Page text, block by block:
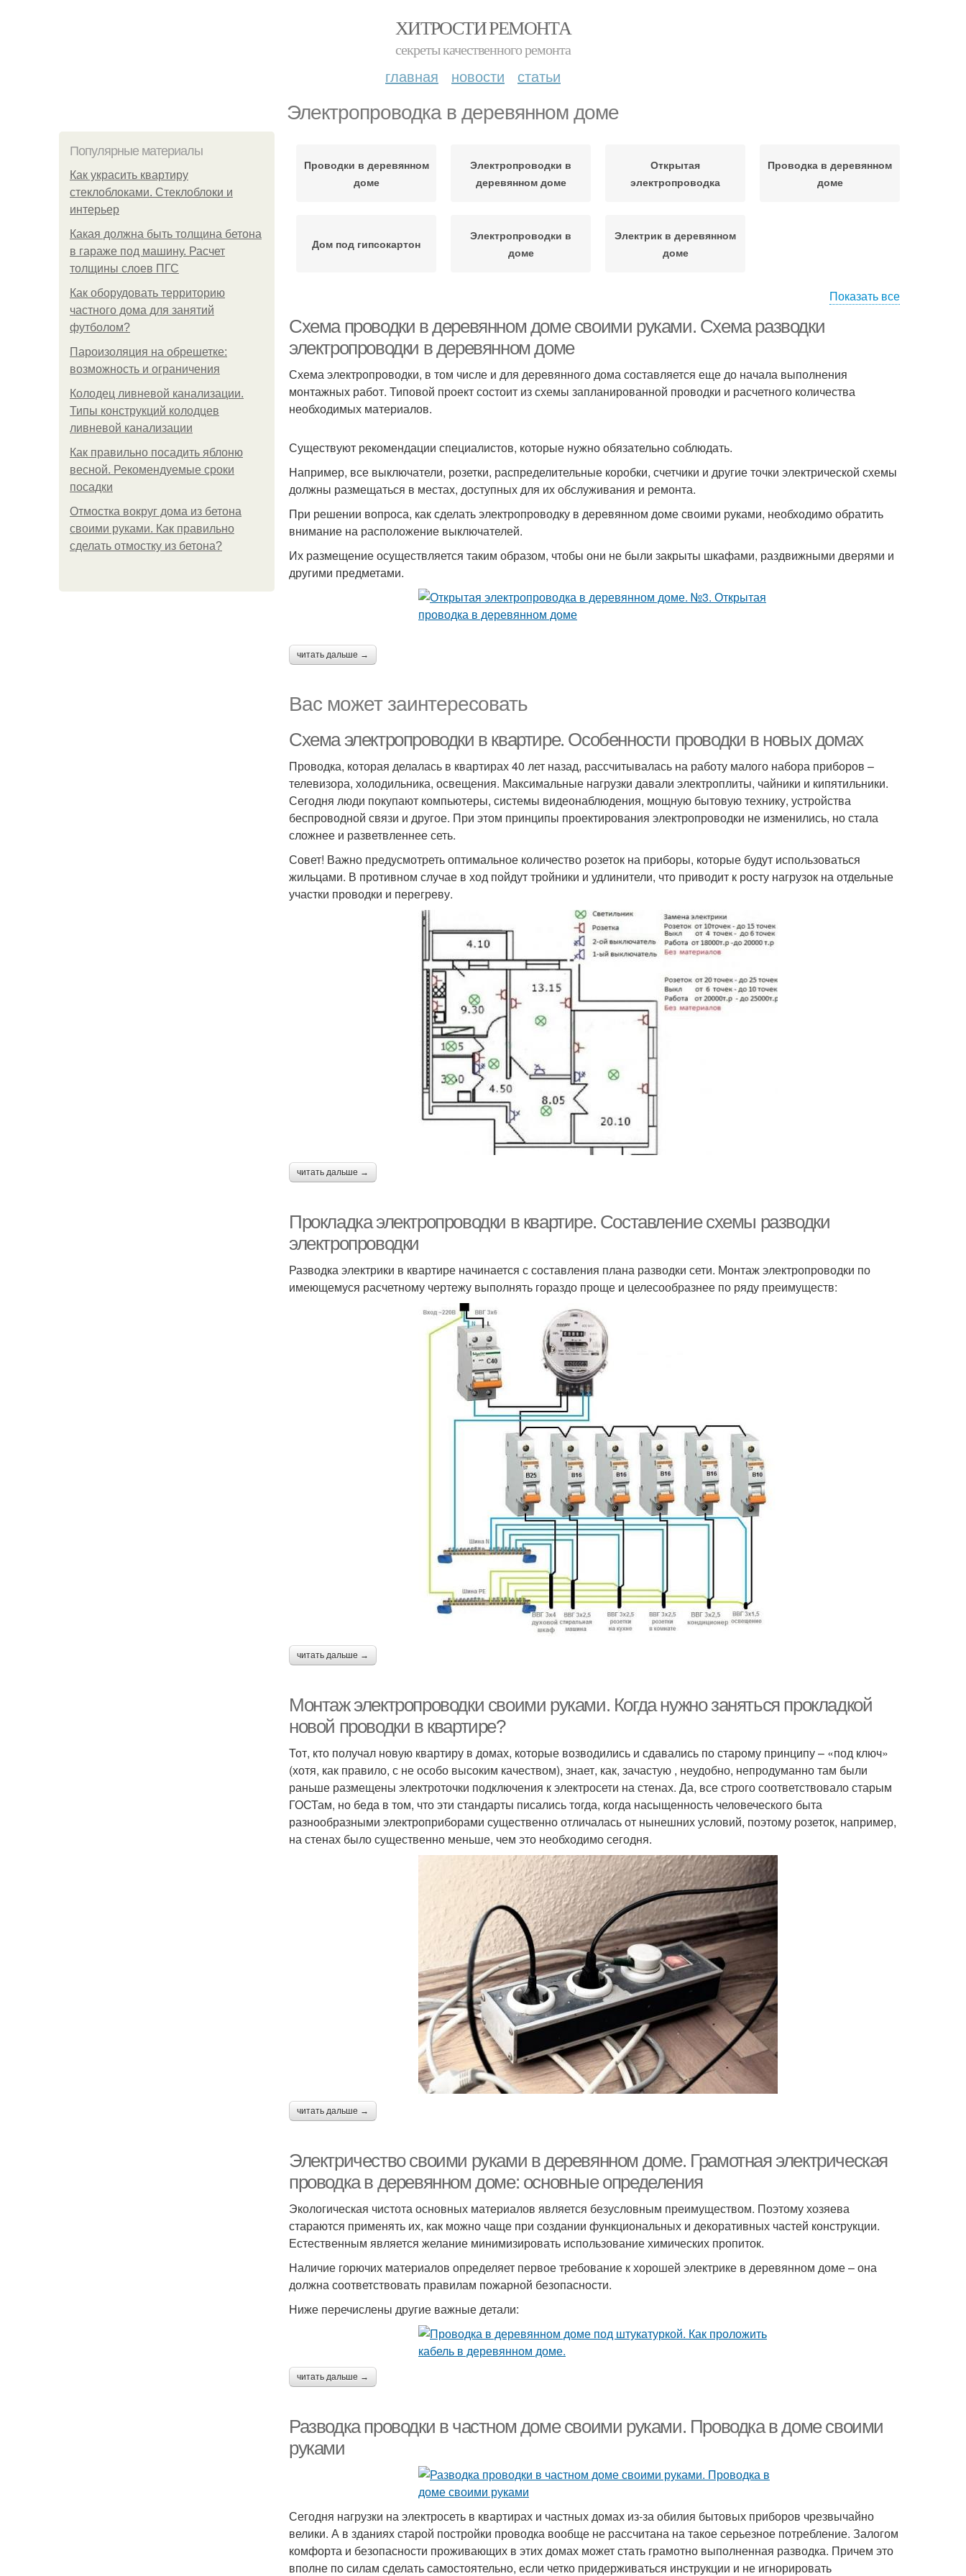
ХИТРОСТИ РЕМОНТА
секреты качественного ремонта
главная новости статьи
Электропроводка в деревянном доме
Популярные материалы
Как украсить квартиру
стеклоблоками. Стеклоблоки и
интерьер
Какая должна быть толщина бетона
в гараже под машину. Расчет
толщины слоев ПГС
Как оборудовать территорию
частного дома для занятий
футболом?
Пароизоляция на обрешетке:
возможность и ограничения
Колодец ливневой канализации.
Типы конструкций колодцев
ливневой канализации
Как правильно посадить яблоню
весной. Рекомендуемые сроки
посадки
Отмостка вокруг дома из бетона
своими руками. Как правильно
сделать отмостку из бетона?
Проводки в деревянном
доме
Электропроводки в
деревянном доме
Открытая
электропроводка
Проводка в деревянном
доме
Дом под гипсокартон
Электропроводки в
доме
Электрик в деревянном
доме
Показать все
Схема проводки в деревянном доме своими руками. Схема разводки
электропроводки в деревянном доме
Схема электропроводки, в том числе и для деревянного дома составляется еще до начала выполнения
монтажных работ. Типовой проект состоит из схемы запланированной проводки и расчетного количества
необходимых материалов.
Существуют рекомендации специалистов, которые нужно обязательно соблюдать.
Например, все выключатели, розетки, распределительные коробки, счетчики и другие точки электрической схемы
должны размещаться в местах, доступных для их обслуживания и ремонта.
При решении вопроса, как сделать электропроводку в деревянном доме своими руками, необходимо обратить
внимание на расположение выключателей.
Их размещение осуществляется таким образом, чтобы они не были закрыты шкафами, раздвижными дверями и
другими предметами.
читать дальше →
Вас может заинтересовать
Схема электропроводки в квартире. Особенности проводки в новых домах
Проводка, которая делалась в квартирах 40 лет назад, рассчитывалась на работу малого набора приборов –
телевизора, холодильника, освещения. Максимальные нагрузки давали электроплиты, чайники и кипятильники.
Сегодня люди покупают компьютеры, системы видеонаблюдения, мощную бытовую технику, устройства
беспроводной связи и другое. При этом принципы проектирования электропроводки не изменились, но стала
сложнее и разветвленнее сеть.
Совет! Важно предусмотреть оптимальное количество розеток на приборы, которые будут использоваться
жильцами. В противном случае в ход пойдут тройники и удлинители, что приводит к росту нагрузок на отдельные
участки проводки и перегреву.
читать дальше →
Прокладка электропроводки в квартире. Составление схемы разводки
электропроводки
Разводка электрики в квартире начинается с составления плана разводки сети. Монтаж электропроводки по
имеющемуся расчетному чертежу выполнять гораздо проще и целесообразнее по ряду преимуществ:
читать дальше →
Монтаж электропроводки своими руками. Когда нужно заняться прокладкой
новой проводки в квартире?
Тот, кто получал новую квартиру в домах, которые возводились и сдавались по старому принципу – «под ключ»
(хотя, как правило, с не особо высоким качеством), знает, как, зачастую , неудобно, непродуманно там были
раньше размещены электроточки подключения к электросети на стенах. Да, все строго соответствовало старым
ГОСТам, но беда в том, что эти стандарты писались тогда, когда насыщенность человеческого быта
разнообразными электроприборами существенно отличалась от нынешних условий, поэтому розеток, например,
на стенах было существенно меньше, чем это необходимо сегодня.
читать дальше →
Электричество своими руками в деревянном доме. Грамотная электрическая
проводка в деревянном доме: основные определения
Экологическая чистота основных материалов является безусловным преимуществом. Поэтому хозяева
стараются применять их, как можно чаще при создании функциональных и декоративных частей конструкции.
Естественным является желание минимизировать использование химических пропиток.
Наличие горючих материалов определяет первое требование к хорошей электрике в деревянном доме – она
должна соответствовать правилам пожарной безопасности.
Ниже перечислены другие важные детали:
читать дальше →
Разводка проводки в частном доме своими руками. Проводка в доме своими
руками
Сегодня нагрузки на электросеть в квартирах и частных домах из-за обилия бытовых приборов чрезвычайно
велики. А в зданиях старой постройки проводка вообще не рассчитана на такое серьезное потребление. Залогом
комфорта и безопасности проживающих в этих домах может стать грамотно выполненная разводка. Причем это
вполне по силам сделать самостоятельно, если четко придерживаться инструкции и не игнорировать